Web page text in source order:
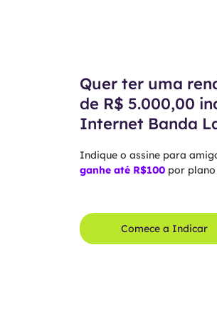
Quer ter uma
de R$ 5.000,00
Internet Banda
Indique o assine para
ganhe até R$100por plano
Comece a Indicar